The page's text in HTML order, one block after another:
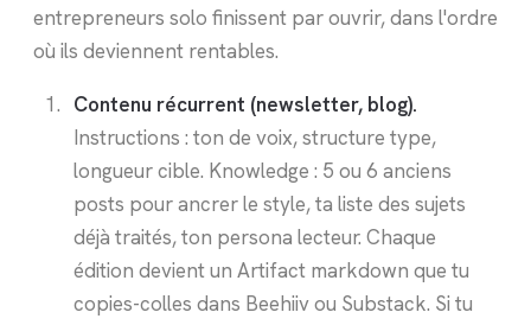
entrepreneurs solo finissent par ouvrir, dans l'ordre
où ils deviennent rentables.
Contenu récurrent (newsletter, blog).
Instructions : ton de voix, structure type,
longueur cible. Knowledge : 5 ou 6 anciens
posts pour ancrer le style, ta liste des sujets
déjà traités, ton persona lecteur. Chaque
édition devient un Artifact markdown que tu
copies-colles dans Beehiiv ou Substack. Si tu